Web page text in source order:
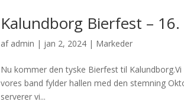
Kalundborg Bierfest –
af admin | jan 2, 2024 | Markeder
Nu kommer den tyske Bierfest til
vores band fylder hallen med den stemning
serverer vi...